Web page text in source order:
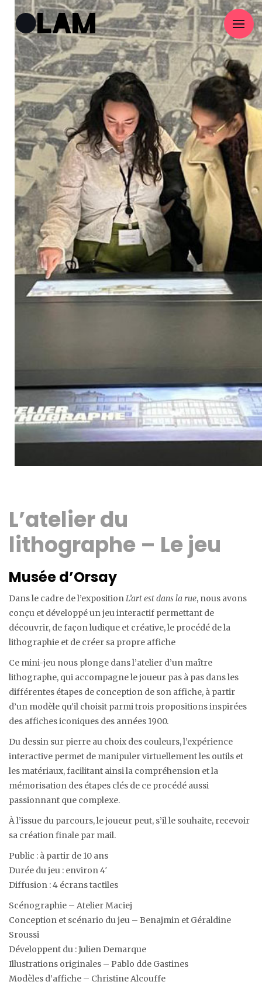
L’atelier du
lithographe – Le jeu
Musée d’Orsay
Dans le cadre de l’expositionL’art est dans la rue, nous avons
conçu et développé un jeu interactif permettant de
découvrir, de façon ludique et créative, le procédé de la
lithographie et de créer sa propre affiche
Ce mini-jeu nous plonge dans l’atelier d’un maître
lithographe, qui accompagne le joueur pas à pas dans les
différentes étapes de conception de son affiche, à partir
d’un modèle qu’il choisit parmi trois propositions inspirées
des affiches iconiques des années 1900.
Du dessin sur pierre au choix des couleurs, l’expérience
interactive permet de manipuler virtuellement les outils et
les matériaux, facilitant ainsi la compréhension et la
mémorisation des étapes clés de ce procédé aussi
passionnant que complexe.
À l’issue du parcours, le joueur peut, s’il le souhaite, recevoir
sa création finale par mail.
Public : à partir de 10 ans
Durée du jeu : environ 4′
Diffusion : 4 écrans tactiles
Scénographie – Atelier Maciej
Conception et scénario du jeu – Benajmin et Géraldine
Sroussi
Développent du : Julien Demarque
Illustrations originales – Pablo dde Gastines
Modèles d’affiche – Christine Alcouffe